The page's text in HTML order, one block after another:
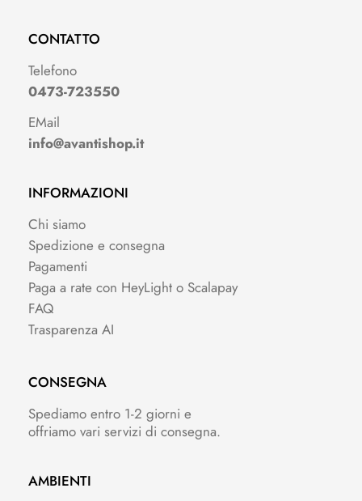
CONTATTO
Telefono
0473-723550
EMail
info@avantishop.it
INFORMAZIONI
Chi siamo
Spedizione e consegna
Pagamenti
Paga a rate con HeyLight o Scalapay
FAQ
Trasparenza AI
CONSEGNA
Spediamo entro 1-2 giorni e
offriamo vari servizi di consegna.
AMBIENTI